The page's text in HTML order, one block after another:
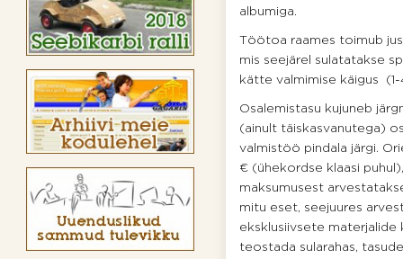
albumiga.
Töötoa raames toimub
mis seejärel sulatatakse
kätte valmimise käigus
Osalemistasu kujuneb
(ainult täiskasvanutega)
valmistöö pindala järgi.
€ (ühekordse klaasi
maksumusest
mitu eset, seejuures
eksklusiivsete materjalide
teostada sularahas,